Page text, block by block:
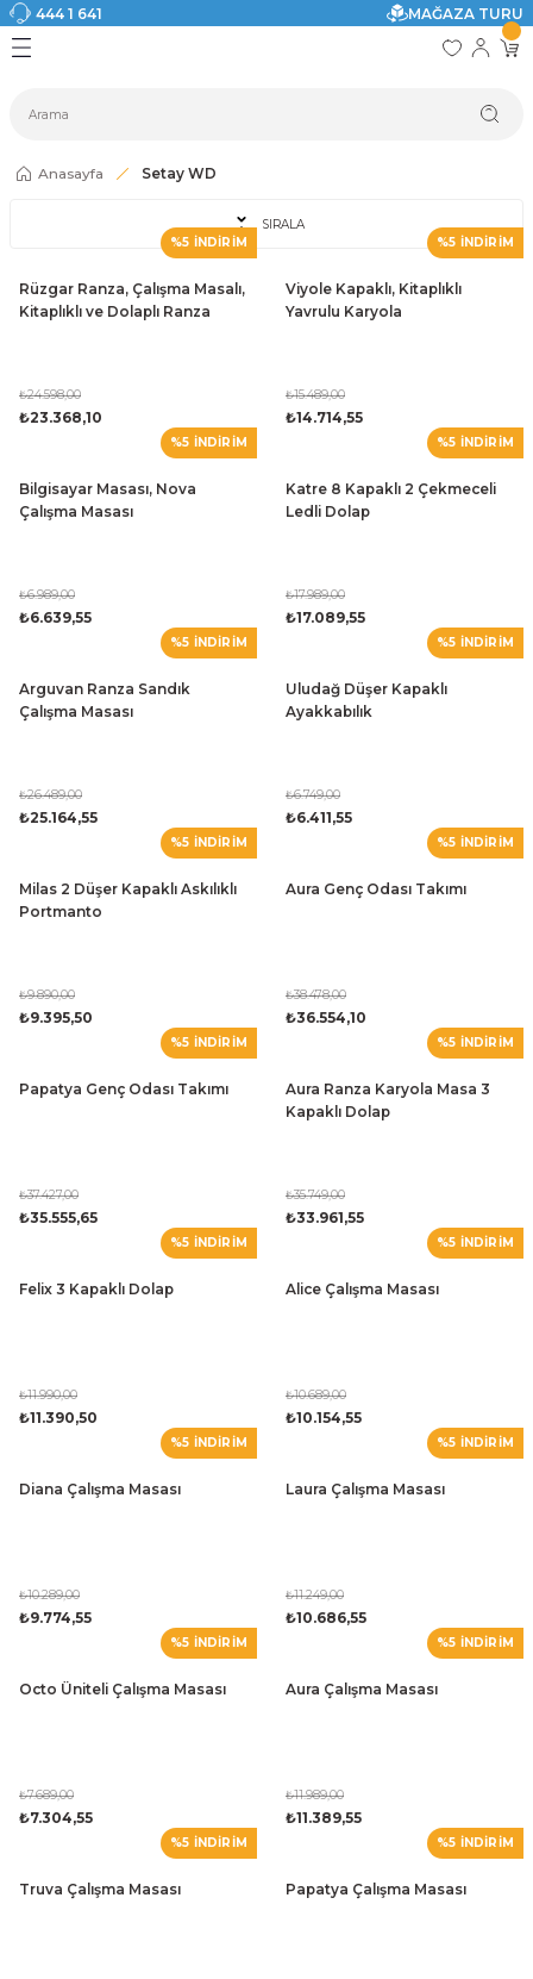
444 1 641
MAĞAZA TURU
Geri Dön
Geri Dön
Geri Dön
Geri Dön
Geri Dön
Geri Dön
Anasayfa Setay WD
SIRALA
%5 İNDİRİM
Rüzgar Ranza, Çalışma Masalı,
Kitaplıklı ve Dolaplı Ranza
₺24.598,00
₺23.368,10
%5 İNDİRİM
Viyole Kapaklı, Kitaplıklı
Yavrulu Karyola
₺15.489,00
₺14.714,55
%5 İNDİRİM
Bilgisayar Masası, Nova
Çalışma Masası
₺6.989,00
₺6.639,55
%5 İNDİRİM
Katre 8 Kapaklı 2 Çekmeceli
Ledli Dolap
₺17.989,00
₺17.089,55
%5 İNDİRİM
Arguvan Ranza Sandık
Çalışma Masası
₺26.489,00
₺25.164,55
%5 İNDİRİM
Uludağ Düşer Kapaklı
Ayakkabılık
₺6.749,00
₺6.411,55
%5 İNDİRİM
Milas 2 Düşer Kapaklı Askılıklı
Portmanto
₺9.890,00
₺9.395,50
%5 İNDİRİM
Aura Genç Odası Takımı
₺38.478,00
₺36.554,10
%5 İNDİRİM
Papatya Genç Odası Takımı
₺37.427,00
₺35.555,65
%5 İNDİRİM
Aura Ranza Karyola Masa 3
Kapaklı Dolap
₺35.749,00
₺33.961,55
%5 İNDİRİM
Felix 3 Kapaklı Dolap
₺11.990,00
₺11.390,50
%5 İNDİRİM
Alice Çalışma Masası
₺10.689,00
₺10.154,55
%5 İNDİRİM
Diana Çalışma Masası
₺10.289,00
₺9.774,55
%5 İNDİRİM
Laura Çalışma Masası
₺11.249,00
₺10.686,55
%5 İNDİRİM
Octo Üniteli Çalışma Masası
₺7.689,00
₺7.304,55
%5 İNDİRİM
Aura Çalışma Masası
₺11.989,00
₺11.389,55
%5 İNDİRİM
Truva Çalışma Masası
%5 İNDİRİM
Papatya Çalışma Masası